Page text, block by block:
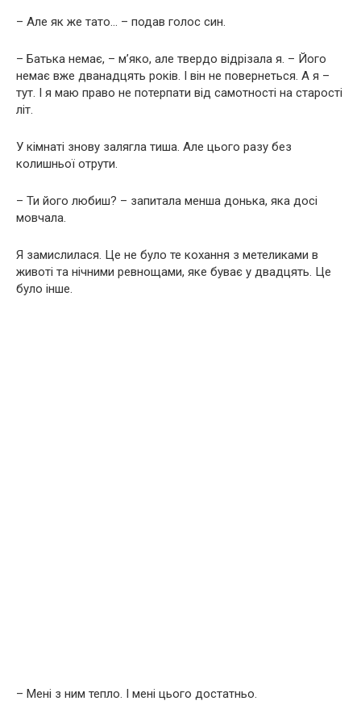
– Але як же тато… – подав голос син.
– Батька немає, – м’яко, але твердо відрізала я. – Його
немає вже дванадцять років. І він не повернеться. А я –
тут. І я маю право не потерпати від самотності на старості
літ.
У кімнаті знову залягла тиша. Але цього разу без
колишньої отрути.
– Ти його любиш? – запитала менша донька, яка досі
мовчала.
Я замислилася. Це не було те кохання з метеликами в
животі та нічними ревнощами, яке буває у двадцять. Це
було інше.
– Мені з ним тепло. І мені цього достатньо.